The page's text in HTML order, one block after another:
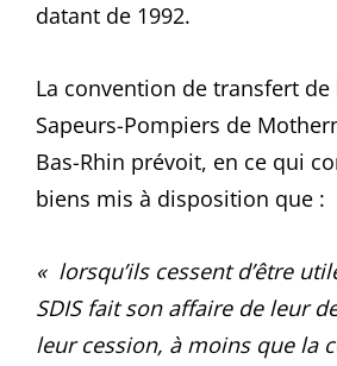
datant de 1992.
La convention de transfert de
Sapeurs-Pompiers de
Bas-Rhin prévoit, en ce qui
biens mis à disposition que :
« lorsqu’ils cessent d’être
SDIS fait son affaire de leur
leur cession, à moins que la